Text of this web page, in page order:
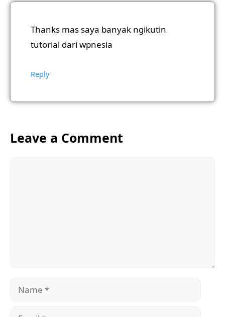
Thanks mas saya banyak ngikutin
tutorial dari wpnesia
Reply
Leave a Comment
Name
Email